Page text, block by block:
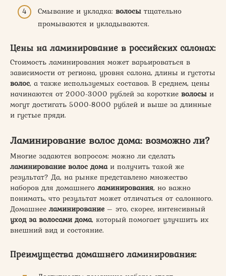
Смывание и укладка: волосы тщательно
промываются и укладываются.
Цены на ламинирование в российских салонах:
Стоимость ламинирования может варьироваться в
зависимости от региона, уровня салона, длины и густоты
волос, а также используемых составов. В среднем, цены
начинаются от 2000-3000 рублей за короткие волосы и
могут достигать 5000-8000 рублей и выше за длинные
и густые пряди.
Ламинирование волос дома: возможно ли?
Многие задаются вопросом: можно ли сделать
ламинирование волос домаи получить такой же
результат? Да, на рынке представлено множество
наборов для домашнего ламинирования, но важно
понимать, что результат может отличаться от салонного.
Домашнее ламинирование – это, скорее, интенсивный
уход за волосами дома, который помогает улучшить их
внешний вид и состояние.
Преимущества домашнего ламинирования: